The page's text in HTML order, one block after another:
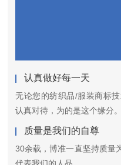
认真做好每一天
无论您的纺织品/服装商标
认真对待，为的是这个缘分。
质量是我们的自尊
30余载，博准一直坚持质量
代表我们的人品。